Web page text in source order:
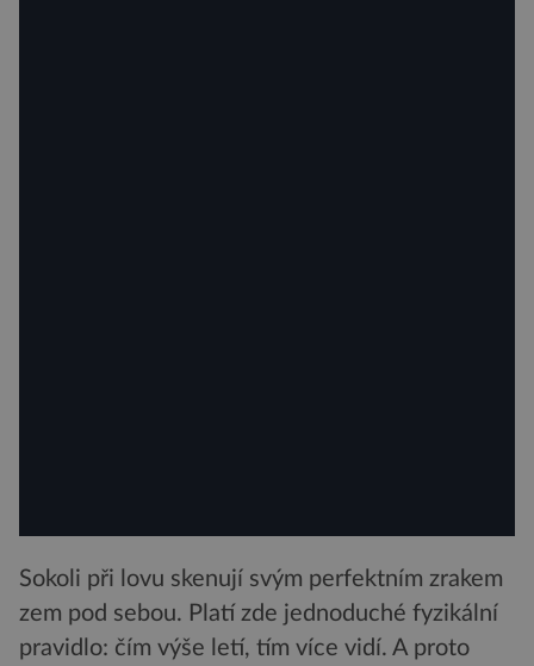
Sokoli při lovu skenují svým perfektním zrakem
zem pod sebou. Platí zde jednoduché fyzikální
pravidlo: čím výše letí, tím více vidí. A proto